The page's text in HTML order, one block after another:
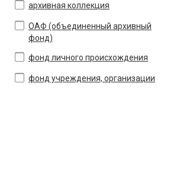
архивная коллекция
ОАФ (объединенный архивный
фонд)
фонд личного происхождения
фонд учреждения, организации